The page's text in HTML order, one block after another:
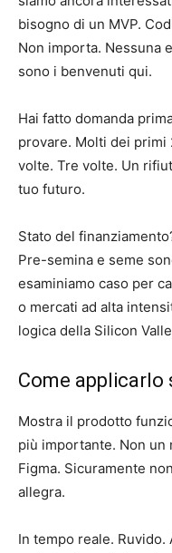
bisogno di un MVP.
Non importa. Nessuna
sono i benvenuti qui.
Hai fatto domanda
provare. Molti dei primi
volte. Tre volte. Un
tuo futuro.
Stato del
Pre-semina e seme
esaminiamo caso per
o mercati ad alta
logica della Silicon
Come applicarlo
Mostra il prodotto
più importante. Non un
Figma. Sicuramente
allegra.
In tempo reale.